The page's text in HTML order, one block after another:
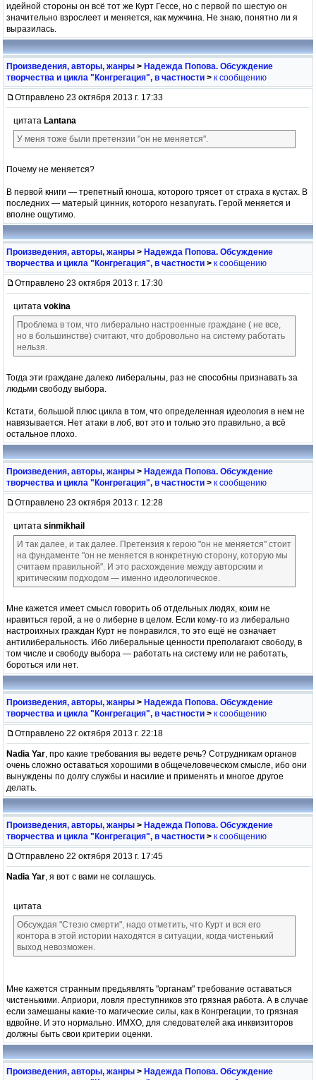
идейной стороны он всё тот же Курт Гессе, но с первой по шестую он
значительно взрослеет и меняется, как мужчина. Не знаю, понятно ли я
выразилась.
Произведения, авторы, жанры > Надежда Попова. Обсуждение
творчества и цикла "Конгрегация", в частности > к сообщению
Отправлено 23 октября 2013 г. 17:33
цитата Lantana
У меня тоже были претензии "он не меняется".
Почему не меняется?
В первой книги — трепетный юноша, которого трясет от страха в кустах. В
последних — матерый цинник, которого незапугать. Герой меняется и
вполне ощутимо.
Произведения, авторы, жанры > Надежда Попова. Обсуждение
творчества и цикла "Конгрегация", в частности > к сообщению
Отправлено 23 октября 2013 г. 17:30
цитата vokina
Проблема в том, что либерально настроенные граждане ( не все,
но в большинстве) считают, что добровольно на систему работать
нельзя.
Тогда эти граждане далеко либеральны, раз не способны признавать за
людьми свободу выбора.
Кстати, большой плюс цикла в том, что определенная идеология в нем не
навязывается. Нет атаки в лоб, вот это и только это правильно, а всё
остальное плохо.
Произведения, авторы, жанры > Надежда Попова. Обсуждение
творчества и цикла "Конгрегация", в частности > к сообщению
Отправлено 23 октября 2013 г. 12:28
цитата sinmikhail
И так далее, и так далее. Претензия к герою "он не меняется" стоит
на фундаменте "он не меняется в конкретную сторону, которую мы
считаем правильной". И это расхождение между авторским и
критическим подходом — именно идеологическое.
Мне кажется имеет смысл говорить об отдельных людях, коим не
нравиться герой, а не о либерне в целом. Если кому-то из либерально
настроихных граждан Курт не понравился, то это ещё не означает
антилиберальность. Ибо либеральные ценности преполагают свободу, в
том числе и свободу выбора — работать на систему или не работать,
бороться или нет.
Произведения, авторы, жанры > Надежда Попова. Обсуждение
творчества и цикла "Конгрегация", в частности > к сообщению
Отправлено 22 октября 2013 г. 22:18
Nadia Yar, про какие требования вы ведете речь? Сотрудникам органов
очень сложно оставаться хорошими в общечеловеческом смысле, ибо они
вынуждены по долгу службы и насилие и применять и многое другое
делать.
Произведения, авторы, жанры > Надежда Попова. Обсуждение
творчества и цикла "Конгрегация", в частности > к сообщению
Отправлено 22 октября 2013 г. 17:45
Nadia Yar, я вот с вами не соглашусь.
цитата
Обсуждая "Стезю смерти", надо отметить, что Курт и вся его
контора в этой истории находятся в ситуации, когда чистенький
выход невозможен.
Мне кажется странным предьявлять "органам" требование оставаться
чистенькими. Априори, ловля преступников это грязная работа. А в случае
если замешаны какие-то магические силы, как в Конгрегации, то грязная
вдвойне. И это нормально. ИМХО, для следователей ака инквизиторов
должны быть свои критерии оценки.
Произведения, авторы, жанры > Надежда Попова. Обсуждение